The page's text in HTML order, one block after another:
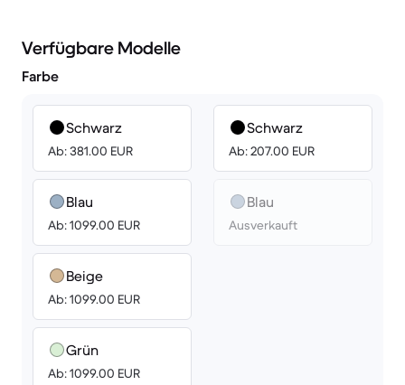
Verfügbare Modelle
Farbe
Schwarz
Ab: 381.00 EUR
Blau
Ab: 1099.00 EUR
Beige
Ab: 1099.00 EUR
Grün
Ab: 1099.00 EUR
Schwarz
Ab: 207.00 EUR
Blau
Ausverkauft